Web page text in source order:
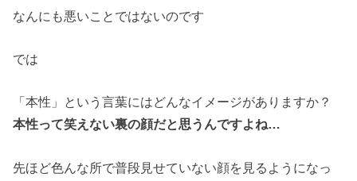
なんにも悪いことではないのです
では
「本性」という言葉にはどんなイメージがありますか？
本性って笑えない裏の顔だと思うんですよね…
先ほど色んな所で普段見せていない顔を見るようになっ